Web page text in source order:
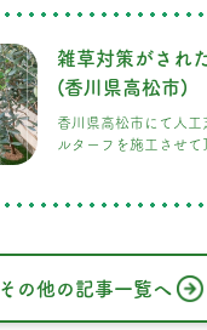
フ）」を施工 赤い滑
庭。お子様が安心して
づくりのため、庭全面
COOOLTurfは、夏で
くい遮熱性の高い人工
雑草対策がされ
(香川県高松市)
香川県高松市にて人
ルターフを施工させ
川県のお施主さまか
わない・静電気がない
もつCOOOL Turfクー
その他の記事一覧へ